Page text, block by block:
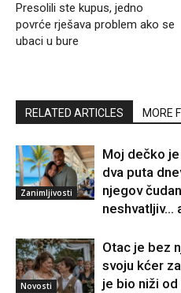
Presolili ste kupus, jedno
povrće rješava problem ako se
ubaci u bure
RELATED ARTICLES MORE
Zanimljivosti
Moj dečko
dva puta
njegov
neshvatljiv…
Novosti
Otac je bez
svoju kćer
je bio niži